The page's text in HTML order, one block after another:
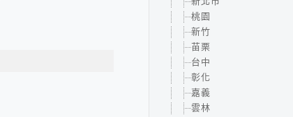
桃園
新竹
苗栗
台中
彰化
嘉義
雲林